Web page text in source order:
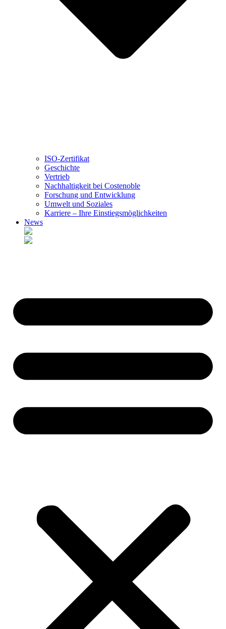
ISO-Zertifikat
Geschichte
Vertrieb
Nachhaltigkeit bei Costenoble
Forschung und Entwicklung
Umwelt und Soziales
Karriere – Ihre Einstiegsmöglichkeiten
News